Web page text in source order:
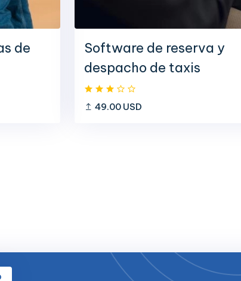
de
Software de reserva y
despacho de taxis
49.00 USD